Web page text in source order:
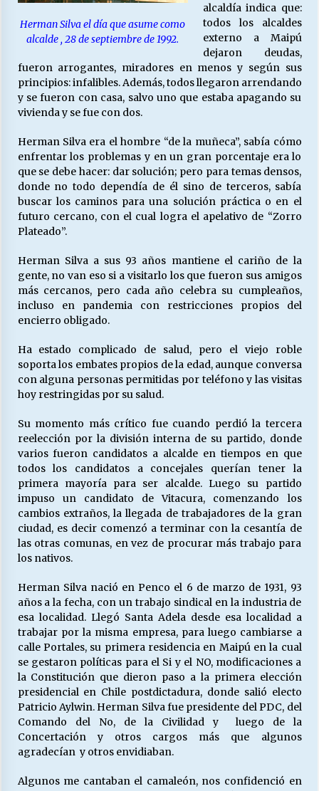
Herman Silva el día que asume como
alcalde , 28 de septiembre de 1992.
alcaldía indica que:
todos los alcaldes
externo a Maipú
dejaron deudas,
fueron arrogantes, miradores en menos y según sus
principios: infalibles. Además, todos llegaron arrendando
y se fueron con casa, salvo uno que estaba apagando su
vivienda y se fue con dos.
Herman Silva era el hombre “de la muñeca”, sabía cómo
enfrentar los problemas y en un gran porcentaje era lo
que se debe hacer: dar solución; pero para temas densos,
donde no todo dependía de él sino de terceros, sabía
buscar los caminos para una solución práctica o en el
futuro cercano, con el cual logra el apelativo de “Zorro
Plateado”.
Herman Silva a sus 93 años mantiene el cariño de la
gente, no van eso si a visitarlo los que fueron sus amigos
más cercanos, pero cada año celebra su cumpleaños,
incluso en pandemia con restricciones propios del
encierro obligado.
Ha estado complicado de salud, pero el viejo roble
soporta los embates propios de la edad, aunque conversa
con alguna personas permitidas por teléfono y las visitas
hoy restringidas por su salud.
Su momento más crítico fue cuando perdió la tercera
reelección por la división interna de su partido, donde
varios fueron candidatos a alcalde en tiempos en que
todos los candidatos a concejales querían tener la
primera mayoría para ser alcalde. Luego su partido
impuso un candidato de Vitacura, comenzando los
cambios extraños, la llegada de trabajadores de la gran
ciudad, es decir comenzó a terminar con la cesantía de
las otras comunas, en vez de procurar más trabajo para
los nativos.
Herman Silva nació en Penco el 6 de marzo de 1931, 93
años a la fecha, con un trabajo sindical en la industria de
esa localidad. Llegó Santa Adela desde esa localidad a
trabajar por la misma empresa, para luego cambiarse a
calle Portales, su primera residencia en Maipú en la cual
se gestaron políticas para el Si y el NO, modificaciones a
la Constitución que dieron paso a la primera elección
presidencial en Chile postdictadura, donde salió electo
Patricio Aylwin. Herman Silva fue presidente del PDC, del
Comando del No, de la Civilidad y luego de la
Concertación y otros cargos más que algunos
agradecían y otros envidiaban.
Algunos me cantaban el camaleón, nos confidenció en